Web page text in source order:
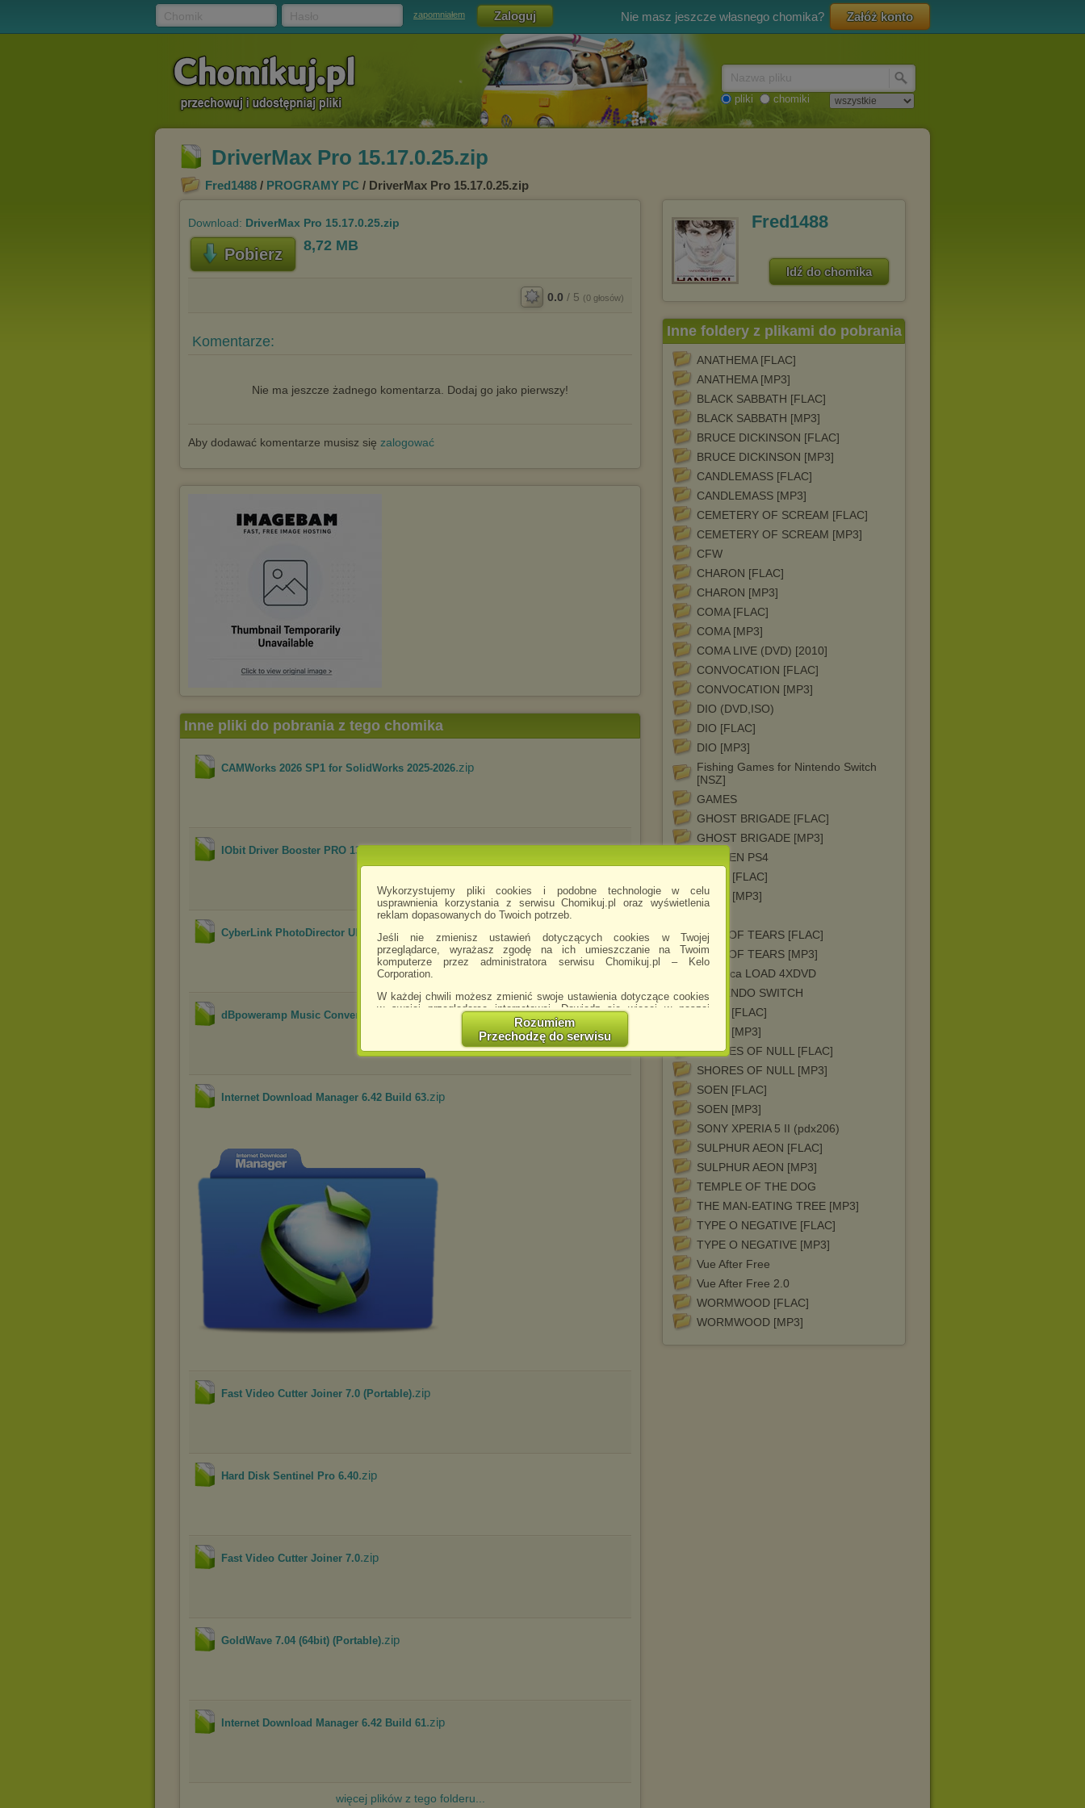
Wykorzystujemy pliki cookies i podobne technologie w celu
usprawnienia korzystania z serwisu Chomikuj.pl oraz wyświetlenia
reklam dopasowanych do Twoich potrzeb.
Jeśli nie zmienisz ustawień dotyczących cookies w Twojej
przeglądarce, wyrażasz zgodę na ich umieszczanie na Twoim
komputerze przez administratora serwisu Chomikuj.pl – Kelo
Corporation.
W każdej chwili możesz zmienić swoje ustawienia dotyczące cookies
w swojej przeglądarce internetowej. Dowiedz się więcej w naszej
http://chomikuj.pl/PolitykaPrywatnosci.aspx
Jednocześnie informujemy że zmiana ustawień przeglądarki może
spowodować ograniczenie korzystania ze strony Chomikuj.pl.
W przypadku braku twojej zgody na akceptację cookies niestety
prosimy o opuszczenie serwisu chomikuj.pl.
Zaufanych Partnerów
(dostosowanie reklam do Twoich potrzeb, analiza skuteczności działań
Wyrażenie sprzeciwu spowoduje, że wyświetlana Ci reklama nie
będzie dopasowana do Twoich preferencji, a będzie to reklama
wyświetlona przypadkowo.
Istnieje możliwość zmiany ustawień przeglądarki internetowej w
sposób uniemożliwiający przechowywanie plików cookies na
urządzeniu końcowym. Można również usunąć pliki cookies,
dokonując odpowiednich zmian w ustawieniach przeglądarki
Pełną informację na ten temat znajdziesz pod adresem
Rozumiem
Przechodzę do serwisu
zapomniałem Nie masz jeszcze własnego chomika? Załóż konto
pliki chomiki
DriverMax Pro 15.17.0.25.zip
Fred1488 / PROGRAMY PC / DriverMax Pro 15.17.0.25.zip
Download: DriverMax Pro 15.17.0.25.zip
Pobierz 8,72 MB
0.0 / 5 (0 głosów)
Komentarze:
Nie ma jeszcze żadnego komentarza. Dodaj go jako pierwszy!
Aby dodawać komentarze musisz się zalogować
Fred1488
Idź do chomika
Inne foldery z plikami do pobrania
ANATHEMA [FLAC]
ANATHEMA [MP3]
BLACK SABBATH [FLAC]
BLACK SABBATH [MP3]
BRUCE DICKINSON [FLAC]
BRUCE DICKINSON [MP3]
CANDLEMASS [FLAC]
CANDLEMASS [MP3]
CEMETERY OF SCREAM [FLAC]
CEMETERY OF SCREAM [MP3]
CFW
CHARON [FLAC]
CHARON [MP3]
COMA [FLAC]
COMA [MP3]
COMA LIVE (DVD) [2010]
CONVOCATION [FLAC]
CONVOCATION [MP3]
DIO (DVD,ISO)
DIO [FLAC]
DIO [MP3]
Fishing Games for Nintendo Switch
[NSZ]
GAMES
GHOST BRIGADE [FLAC]
GHOST BRIGADE [MP3]
GoldHEN PS4
ILDRA [FLAC]
ILDRA [MP3]
LAKE OF TEARS [FLAC]
LAKE OF TEARS [MP3]
Metallica LOAD 4XDVD
NINTENDO SWITCH
SAOR [FLAC]
SAOR [MP3]
SHORES OF NULL [FLAC]
SHORES OF NULL [MP3]
SOEN [FLAC]
SOEN [MP3]
SONY XPERIA 5 II (pdx206)
SULPHUR AEON [FLAC]
SULPHUR AEON [MP3]
TEMPLE OF THE DOG
THE MAN-EATING TREE [MP3]
TYPE O NEGATIVE [FLAC]
TYPE O NEGATIVE [MP3]
Vue After Free
Vue After Free 2.0
WORMWOOD [FLAC]
WORMWOOD [MP3]
Inne pliki do pobrania z tego chomika
CAMWorks 2026 SP1 for SolidWorks 2025-2026.zip
IObit Driver Booster PRO 13.3.0.229 .zip
CyberLink PhotoDirector Ultra 2026 v17.2.1512.0 (64bit) .zip
dBpoweramp Music Converter 2026.01.31
Internet Download Manager 6.42 Build 63.zip
Fast Video Cutter Joiner 7.0 (Portable).zip
Hard Disk Sentinel Pro 6.40.zip
Fast Video Cutter Joiner 7.0.zip
GoldWave 7.04 (64bit) (Portable).zip
Internet Download Manager 6.42 Build 61.zip
więcej plików z tego folderu...